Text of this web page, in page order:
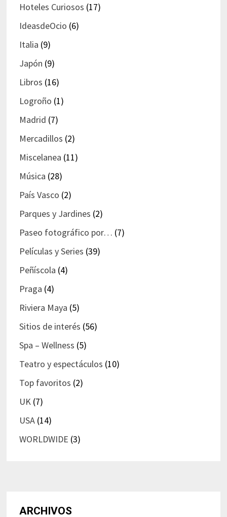
Hoteles Curiosos (17)
IdeasdeOcio (6)
Italia (9)
Japón (9)
Libros (16)
Logroño (1)
Madrid (7)
Mercadillos (2)
Miscelanea (11)
Música (28)
País Vasco (2)
Parques y Jardines (2)
Paseo fotográfico por… (7)
Películas y Series (39)
Peñíscola (4)
Praga (4)
Riviera Maya (5)
Sitios de interés (56)
Spa – Wellness (5)
Teatro y espectáculos (10)
Top favoritos (2)
UK(7)
USA(14)
WORLDWIDE (3)
ARCHIVOS